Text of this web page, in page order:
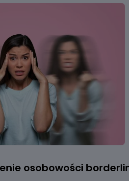
osobowości